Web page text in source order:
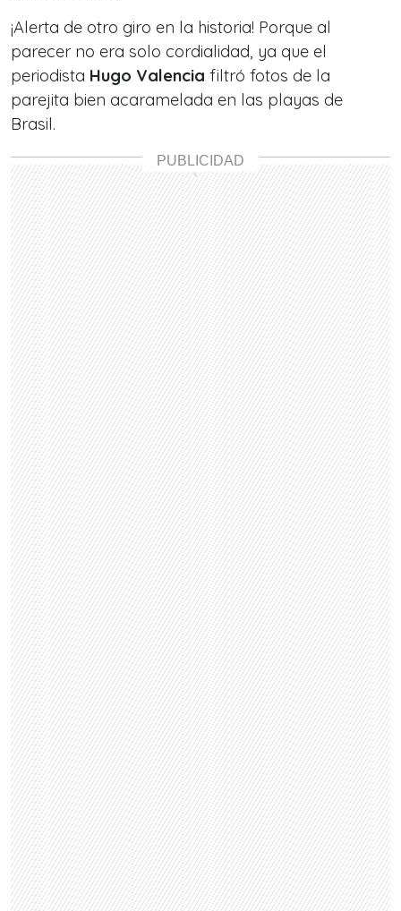
¡Alerta de otro giro en la historia! Porque al
parecer no era solo cordialidad, ya que el
periodista Hugo Valencia filtró fotos de la
parejita bien acaramelada en las playas de
Brasil.